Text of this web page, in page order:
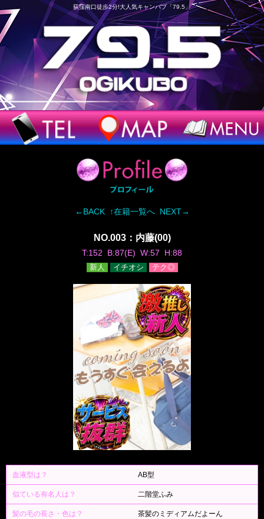
荻窪南口徒歩2分!大人気キャンパブ「79.5」
←BACK ↑在籍一覧へ NEXT→
NO.003：内藤(00)
T:152 B:87(E) W:57 H:88
新人 イチオシ テク◎
血液型は？ AB型
似ている有名人は？ 二階堂ふみ
髪の毛の長さ・色は？ 茶髪のミディアムだよーん